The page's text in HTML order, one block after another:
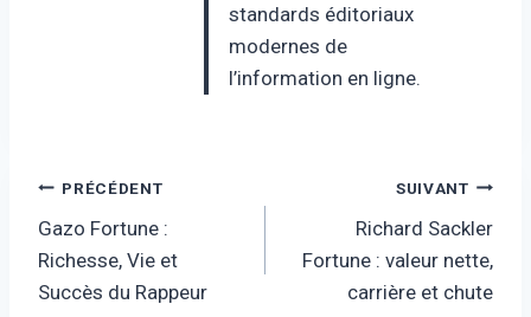
standards éditoriaux
modernes de
l’information en ligne.
Navigation
de
l’article
PRÉCÉDENT
Gazo Fortune :
Richesse, Vie et
Succès du Rappeur
SUIVANT
Richard Sackler
Fortune : valeur nette,
carrière et chute